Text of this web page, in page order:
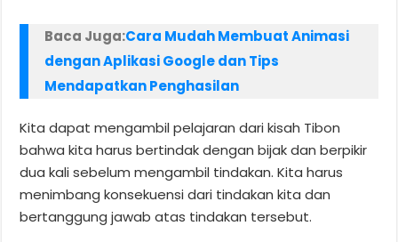
Baca Juga:Cara Mudah Membuat Animasi
dengan Aplikasi Google dan Tips
Mendapatkan Penghasilan
Kita dapat mengambil pelajaran dari kisah Tibon
bahwa kita harus bertindak dengan bijak dan berpikir
dua kali sebelum mengambil tindakan. Kita harus
menimbang konsekuensi dari tindakan kita dan
bertanggung jawab atas tindakan tersebut.